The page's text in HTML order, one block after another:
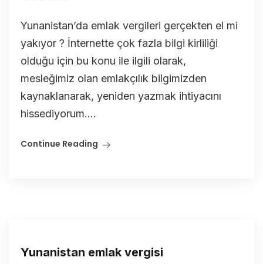
Yunanistan’da emlak vergileri gerçekten el mi
yakıyor ? İnternette çok fazla bilgi kirliliği
olduğu için bu konu ile ilgili olarak,
mesleğimiz olan emlakçılık bilgimizden
kaynaklanarak, yeniden yazmak ihtiyacını
hissediyorum....
Continue Reading
Yunanistan emlak vergisi